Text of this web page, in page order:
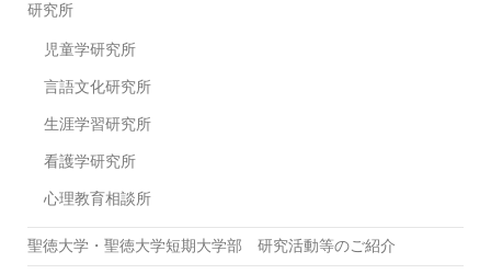
研究所
児童学研究所
言語文化研究所
生涯学習研究所
看護学研究所
心理教育相談所
聖徳大学・聖徳大学短期大学部 研究活動等のご紹介